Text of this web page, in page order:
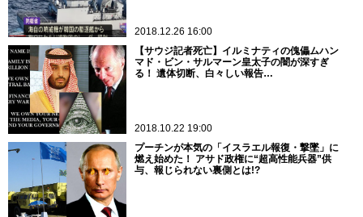
2018.12.26 16:00
【サウジ記者死亡】イルミナティの傀儡ムハン
マド・ビン・サルマーン皇太子の闇が深すぎ
る！ 遺体切断、白々しい報告…
2018.10.22 19:00
プーチンが本気の「イスラエル報復・撃墜」に
燃え始めた！ アサド政権に“超高性能兵器”供
与、報じられない裏側とは!?